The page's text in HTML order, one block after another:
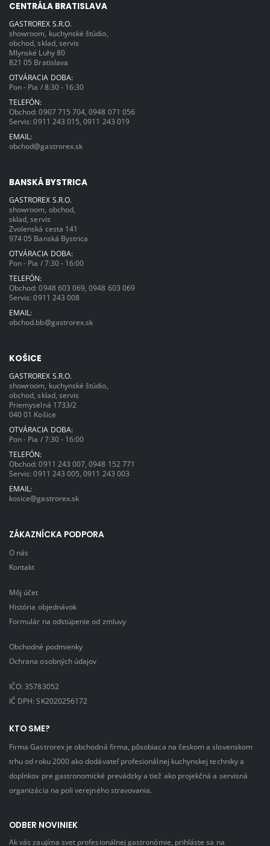
CENTRÁLA BRATISLAVA
GASTROREX S.R.O.
showroom, kuchynské štúdio,
obchod, sklad, servis
Mlynské Luhy 80
821 05 Bratislava
OTVÁRACIA DOBA:
Pon - Pia / 8:30 - 16:30
TELEFÓN:
Obchod:0907 715 704 ,0948 071 056
Servis:0911 243 015 ,0911 243 019
EMAIL:
obchod@gastrorex.sk
BANSKÁ BYSTRICA
GASTROREX S.R.O.
showroom, obchod,
sklad, servis
Zvolenská cesta 141
974 05 Banská Bystrica
OTVÁRACIA DOBA:
Pon - Pia / 7:30 - 16:00
TELEFÓN:
Obchod:0948 603 069 ,0948 603 069
Servis:0911 243 008
EMAIL:
obchod.bb@gastrorex.sk
KOŠICE
GASTROREX S.R.O.
showroom, kuchynské štúdio,
obchod, sklad, servis
Priemyselná 1733/2
040 01 Košice
OTVÁRACIA DOBA:
Pon - Pia / 7:30 - 16:00
TELEFÓN:
Obchod:0911 243 007 ,0948 152 771
Servis:0911 243 005 ,0911 243 003
EMAIL:
kosice@gastrorex.sk
ZÁKAZNÍCKA PODPORA
O nás
Kontakt
Môj účet
História objednávok
Formulár na odstúpenie od zmluvy
Obchodné podmienky
Ochrana osobných údajov
IČO: 35783052
IČ DPH: SK2020256172
KTO SME?
Firma Gastrorex je obchodná firma, pôsobiaca na českom a slovenskom
trhu od roku 2000 ako dodávateľ profesionálnej kuchynskej techniky a
doplnkov pre gastronomické prevádzky a tiež ako projekčná a servisná
organizácia na poli verejného stravovania.
ODBER NOVINIEK
Ak vás zaujíma svet profesionálnej gastronómie, prihláste sa na